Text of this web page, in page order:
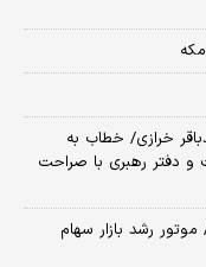
خرازی/ خطاب به
دفتر رهبری با صراحت
بینی بورس فردا شنبه ۱۷ مردادماه ۱۴۰۵/ موتور رشد بازار سهام